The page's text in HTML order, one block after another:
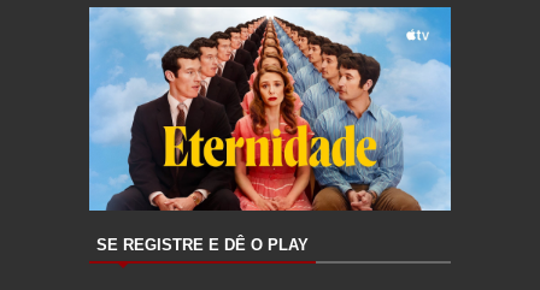
SE REGISTRE E DÊ O PLAY